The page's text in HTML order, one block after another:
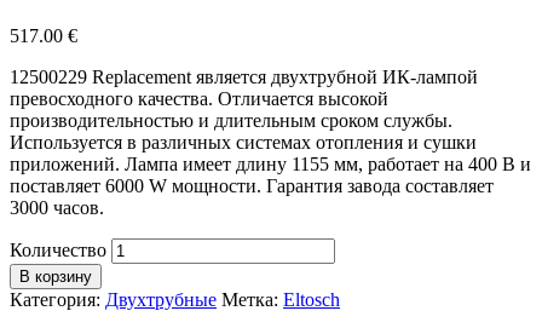
517.00 €
12500229 Replacement является двухтрубной ИК-лампой
превосходного качества. Отличается высокой
производительностью и длительным сроком службы.
Используется в различных системах отопления и сушки
приложений. Лампа имеет длину 1155 мм, работает на 400 В и
поставляет 6000 W мощности. Гарантия завода составляет
3000 часов.
Количество
В корзину
Категория: Двухтрубные Метка: Eltosch